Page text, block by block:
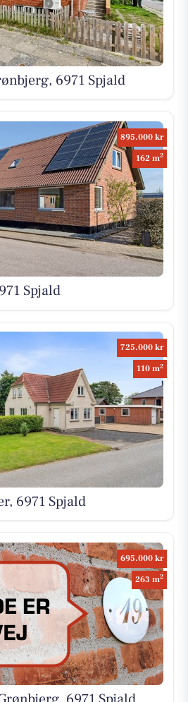
6971 Spjald
895.000 kr
162 m2
Spjald
725.000 kr
110 m2
6971 Spjald
695.000 kr
263 m2